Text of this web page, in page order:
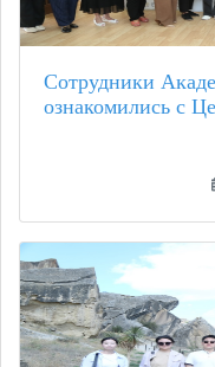
Сотрудники
ознакомились с